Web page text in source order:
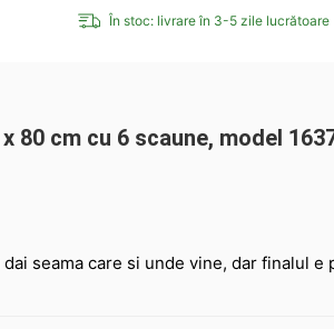
În stoc: livrare în 3-5 zile lucrătoare
80 cm cu 6 scaune, model
seama care si unde vine, dar finalul e